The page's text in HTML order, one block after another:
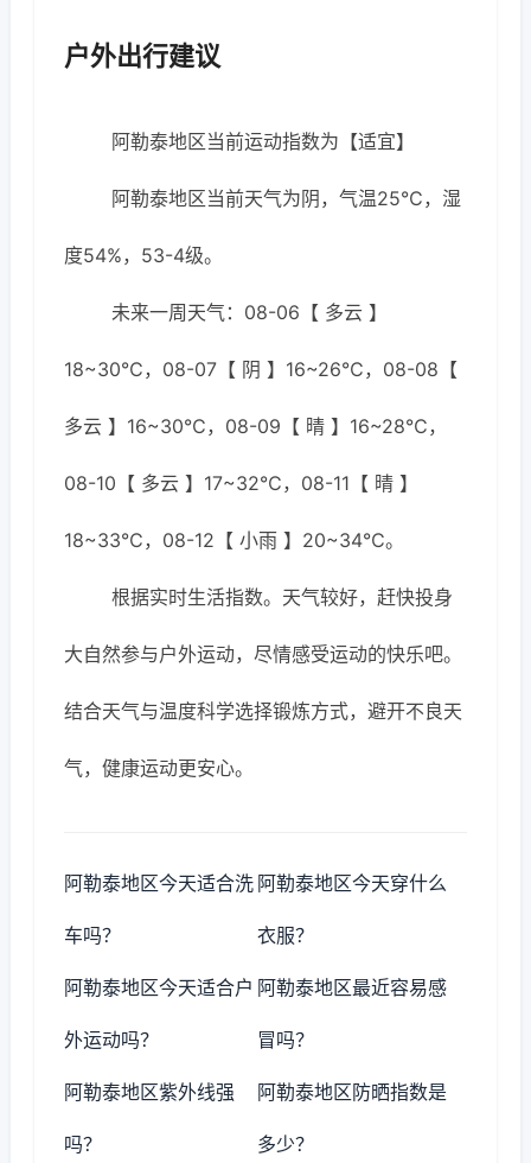
户外出行建议
阿勒泰地区当前运动指数为【适宜】
阿勒泰地区当前天气为阴，气温25℃，湿
度54%，53-4级。
未来一周天气：08-06【 多云 】
18~30℃，08-07【 阴 】16~26℃，08-08【
多云 】16~30℃，08-09【 晴 】16~28℃，
08-10【 多云 】17~32℃，08-11【 晴 】
18~33℃，08-12【 小雨 】20~34℃。
根据实时生活指数。天气较好，赶快投身
大自然参与户外运动，尽情感受运动的快乐吧。
结合天气与温度科学选择锻炼方式，避开不良天
气，健康运动更安心。
阿勒泰地区今天适合洗
车吗？
阿勒泰地区今天穿什么
衣服？
阿勒泰地区今天适合户
外运动吗？
阿勒泰地区最近容易感
冒吗？
阿勒泰地区紫外线强
吗？
阿勒泰地区防晒指数是
多少？